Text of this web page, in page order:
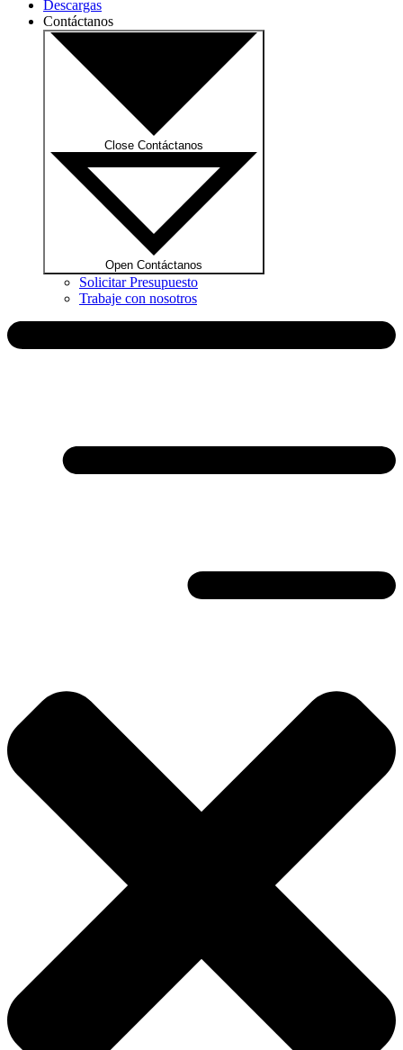
Descargas
Contáctanos
Close Contáctanos
Open Contáctanos
Solicitar Presupuesto
Trabaje con nosotros